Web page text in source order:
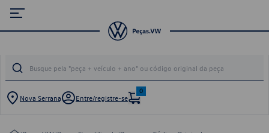
Nova Serrana Entre/registre-se
0